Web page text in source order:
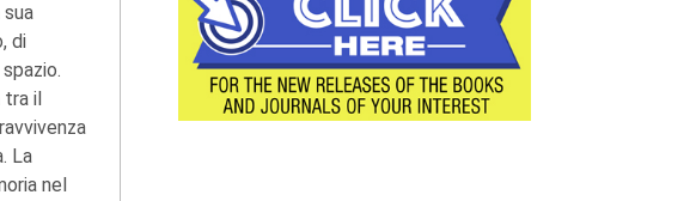
di
tra il
La
nel